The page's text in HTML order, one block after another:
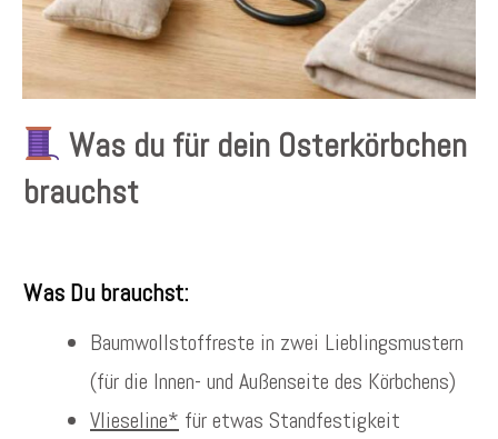
Was du für dein Osterkörbchen
brauchst
Was Du brauchst:
Baumwollstoffreste in zwei Lieblingsmustern
(für die Innen- und Außenseite des Körbchens)
Vlieseline* für etwas Standfestigkeit